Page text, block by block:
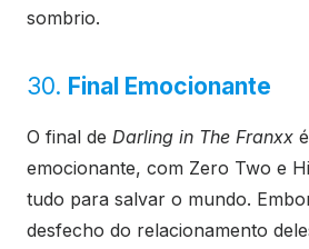
sombrio.
30. Final Emocionante
O final de Darling in The Franxx
emocionante, com Zero Two e
tudo para salvar o mundo.
desfecho do relacionamento